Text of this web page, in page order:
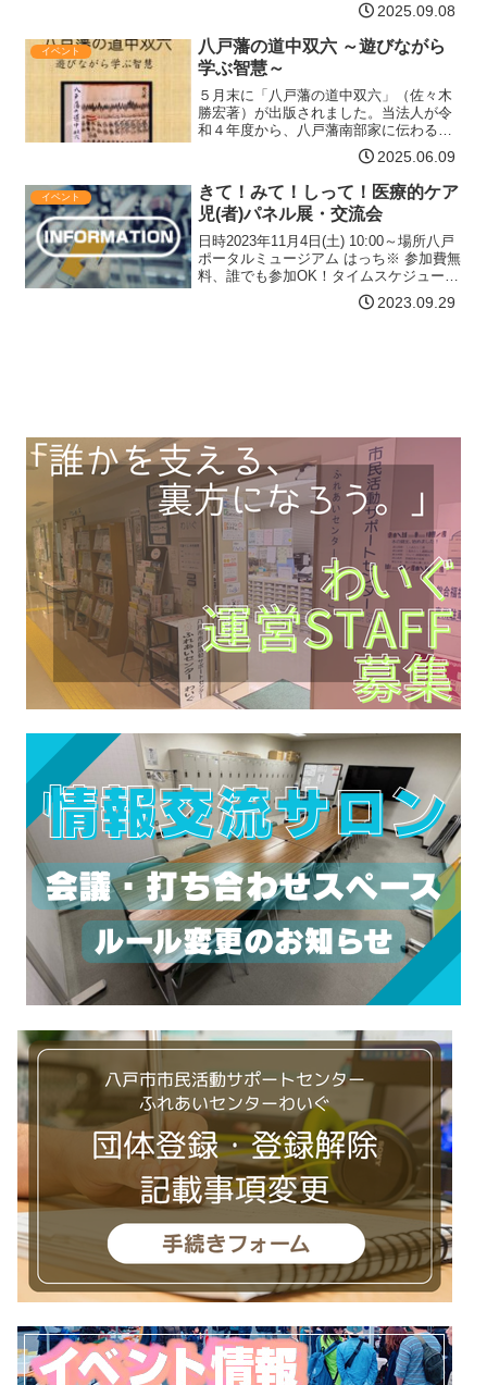
は？八戸の中心街には、昔ながらの路地
ラ】
2025.09.08
イベント
八戸藩の道中双六 ～遊びながら
学ぶ智慧～
５月末に「八戸藩の道中双六」（佐々木
勝宏著）が出版されました。当法人が令
和４年度から、八戸藩南部家に伝わる
「参勤交代道中双六」で楽しむイベント
を毎年開催しており、双六に描かれてい
る八戸から東都（江戸）までの各マスの
解説を１冊の本にまとめたも…【詳細は
コチラ】
2025.06.09
イベント
きて！みて！しって！医療的ケア
児(者)パネル展・交流会
日時2023年11月4日(土) 10:00～場所八戸
ポータルミュージアム はっち※ 参加費無
料、誰でも参加OK！タイムスケジュール
はっちひろば １F知ってほしい！
10:00 開会10:00 パネル展
2023.09.29